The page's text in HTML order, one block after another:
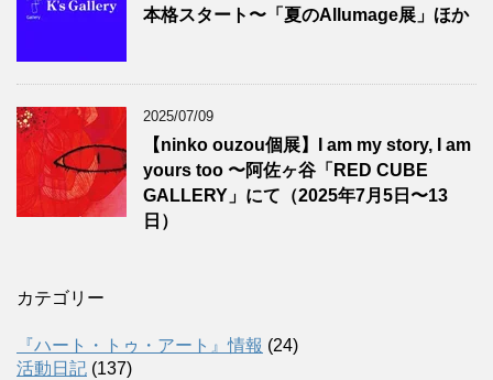
本格スタート〜「夏のAllumage展」ほか
2025/07/09
【ninko ouzou個展】I am my story, I am
yours too 〜阿佐ヶ谷「RED CUBE
GALLERY」にて（2025年7月5日〜13
日）
カテゴリー
『ハート・トゥ・アート』情報 (24)
活動日記 (137)